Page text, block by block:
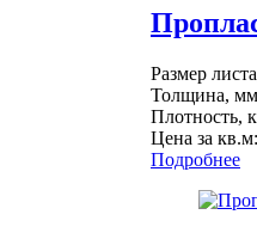
Размер
Толщина,
Плотность,
Цена за
Подробнее